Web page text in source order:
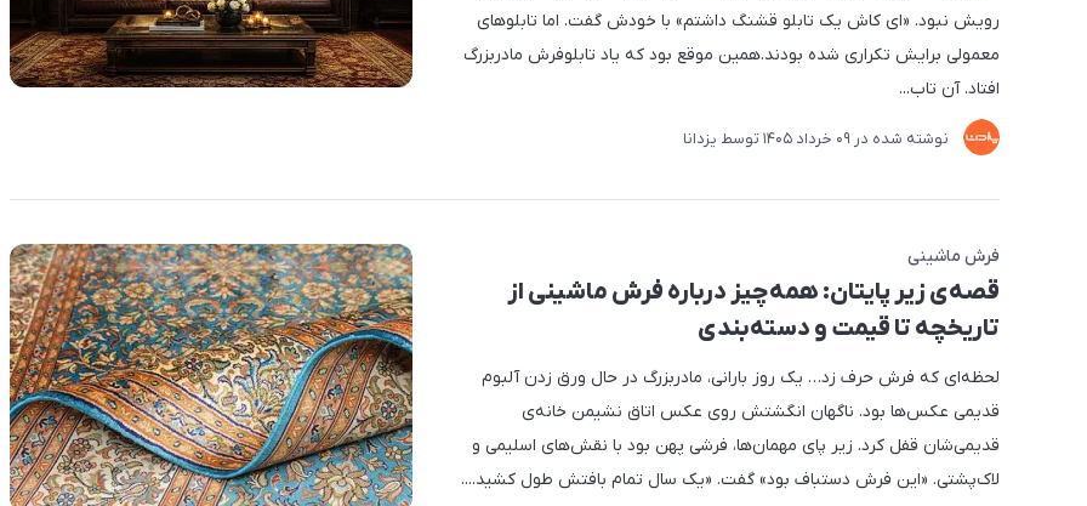
رویش نبود. «ای کاش یک تابلو قشنگ داشتم» با خودش گفت. اما تابلوهای
معمولی برایش تکراری شده بودند.همین موقع بود که یاد تابلوفرش مادربزرگ
افتاد. آن تاب...
نوشته شده در 09 خرداد 1405 توسط یزدانا
فرش ماشینی
قصه‌ی زیر پایتان: همه‌چیز درباره فرش ماشینی از
تاریخچه تا قیمت و دسته‌بندی
لحظه‌ای که فرش حرف زد… یک روز بارانی، مادربزرگ در حال ورق زدن آلبوم
قدیمی عکس‌ها بود. ناگهان انگشتش روی عکس اتاق نشیمن خانه‌ی
قدیمی‌شان قفل کرد. زیر پای مهمان‌ها، فرشی پهن بود با نقش‌های اسلیمی و
لاک‌پشتی. «این فرش دستباف بود» گفت. «یک سال تمام بافتش طول کشید....